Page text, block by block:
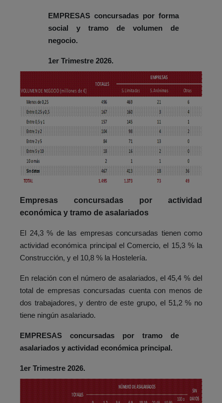
EMPRESAS concursadas por forma
social y tramo de volumen de
negocio.
1er Trimestre 2026.
Empresas concursadas por actividad
económica y tramo de asalariados
El 24,3 % de las empresas concursadas tienen como
actividad económica principal el Comercio, el 15,3 % la
Construcción, y el 10,8 % la Hostelería.
En relación con el número de asalariados, el 45,4 % del
total de empresas concursadas cuenta con menos de
dos trabajadores, y dentro de este grupo, el 51,2 % no
tiene ningún asalariado.
EMPRESAS concursadas por tramo de
asalariados y actividad económica principal.
1er Trimestre 2026.